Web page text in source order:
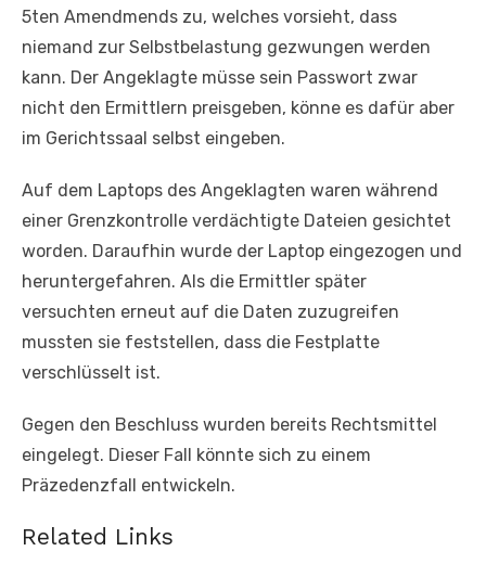
5ten Amendmends zu, welches vorsieht, dass
niemand zur Selbstbelastung gezwungen werden
kann. Der Angeklagte müsse sein Passwort zwar
nicht den Ermittlern preisgeben, könne es dafür aber
im Gerichtssaal selbst eingeben.
Auf dem Laptops des Angeklagten waren während
einer Grenzkontrolle verdächtigte Dateien gesichtet
worden. Daraufhin wurde der Laptop eingezogen und
heruntergefahren. Als die Ermittler später
versuchten erneut auf die Daten zuzugreifen
mussten sie feststellen, dass die Festplatte
verschlüsselt ist.
Gegen den Beschluss wurden bereits Rechtsmittel
eingelegt. Dieser Fall könnte sich zu einem
Präzedenzfall entwickeln.
Related Links